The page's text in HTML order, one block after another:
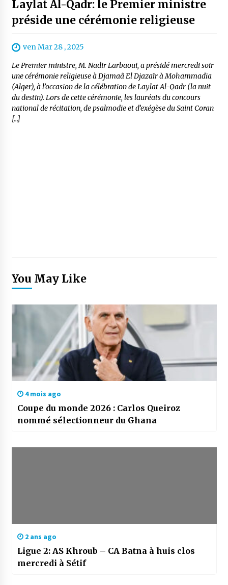
Laylat Al-Qadr: le Premier ministre
préside une cérémonie religieuse
ven Mar 28 , 2025
Le Premier ministre, M. Nadir Larbaoui, a présidé mercredi soir
une cérémonie religieuse à Djamaâ El Djazaïr à Mohammadia
(Alger), à l’occasion de la célébration de Laylat Al-Qadr (la nuit
du destin). Lors de cette cérémonie, les lauréats du concours
national de récitation, de psalmodie et d’exégèse du Saint Coran
[…]
You May Like
4 mois ago
Coupe du monde 2026 : Carlos Queiroz
nommé sélectionneur du Ghana
2 ans ago
Ligue 2: AS Khroub – CA Batna à huis clos
mercredi à Sétif